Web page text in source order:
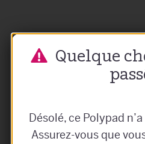
Quelque
Désolé, ce Polypad
Assurez-vous que